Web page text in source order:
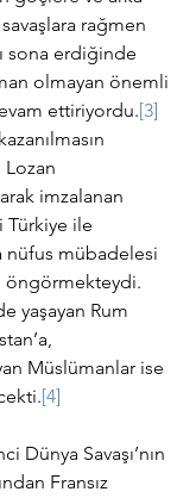
rağmen
sona erdiğinde
olmayan önemli
ettiriyordu.[3]
Lozan
imzalanan
ile
nüfus mübadelesi
öngörmekteydi.
yaşayan Rum
Müslümanlar ise
[4]
Dünya Savaşı’nın
Fransız